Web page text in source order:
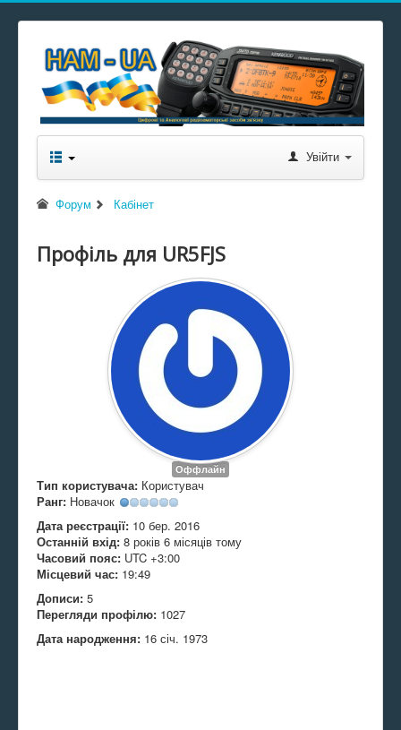
Увійти
Форум Кабінет
Профіль для UR5FJS
Оффлайн
Тип користувача: Користувач
Ранг: Новачок
Дата реєстрації: 10 бер. 2016
Останній вхід: 8 років 6 місяців тому
Часовий пояс: UTC +3:00
Місцевий час: 19:49
Дописи: 5
Перегляди профілю: 1027
Дата народження: 16 січ. 1973